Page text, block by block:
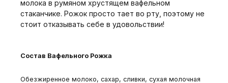
молока в румяном хрустящем вафельном
стаканчике. Рожок просто тает во рту, поэтому не
стоит отказывать себе в удовольствии!
Состав Вафельного Рожка
Обезжиренное молоко, сахар, сливки, сухая молочная